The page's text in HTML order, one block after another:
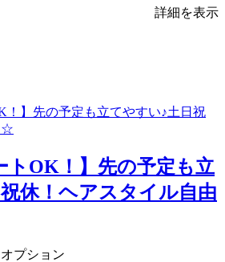
詳細を表示
トOK！】先の予定も立
休！ヘアスタイル自由
プション